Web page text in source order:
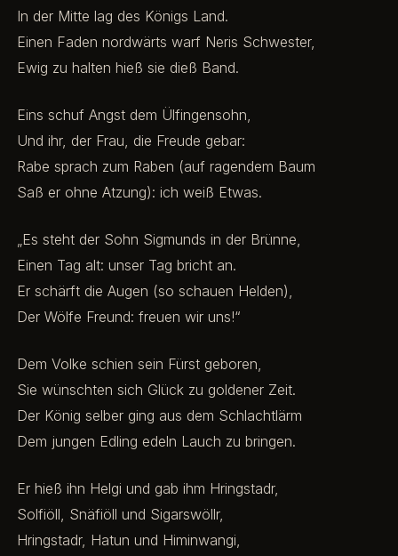
In der Mitte lag des Königs Land.
Einen Faden nordwärts warf Neris Schwester,
Ewig zu halten hieß sie dieß Band.
Eins schuf Angst dem Ülfingensohn,
Und ihr, der Frau, die Freude gebar:
Rabe sprach zum Raben (auf ragendem Baum
Saß er ohne Atzung): ich weiß Etwas.
„Es steht der Sohn Sigmunds in der Brünne,
Einen Tag alt: unser Tag bricht an.
Er schärft die Augen (so schauen Helden),
Der Wölfe Freund: freuen wir uns!“
Dem Volke schien sein Fürst geboren,
Sie wünschten sich Glück zu goldener Zeit.
Der König selber ging aus dem Schlachtlärm
Dem jungen Edling edeln Lauch zu bringen.
Er hieß ihn Helgi und gab ihm Hringstadr,
Solfiöll, Snäfiöll und Sigarswöllr,
Hringstadr, Hatun und Himinwangi,